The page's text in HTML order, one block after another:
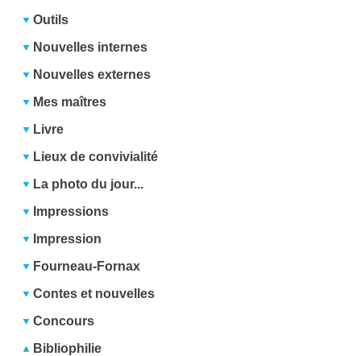
Outils
Nouvelles internes
Nouvelles externes
Mes maîtres
Livre
Lieux de convivialité
La photo du jour...
Impressions
Impression
Fourneau-Fornax
Contes et nouvelles
Concours
Bibliophilie